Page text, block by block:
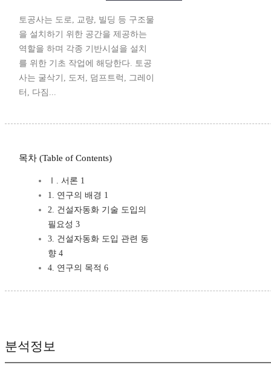
토공사는 도로, 교량, 빌딩 등 구조물
을 설치하기 위한 공간을 제공하는
역할을 하며 각종 기반시설을 설치
를 위한 기초 작업에 해당한다. 토공
사는 굴삭기, 도저, 덤프트럭, 그레이
터, 다짐...
목차 (Table of Contents)
Ⅰ. 서론 1
1. 연구의 배경 1
2. 건설자동화 기술 도입의
필요성 3
3. 건설자동화 도입 관련 동
향 4
4. 연구의 목적 6
분석정보